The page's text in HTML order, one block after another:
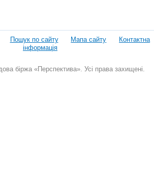
Пошук по сайту Мапа сайту
Контактна
інформація
біржа «Перспектива». Усі права захищені.